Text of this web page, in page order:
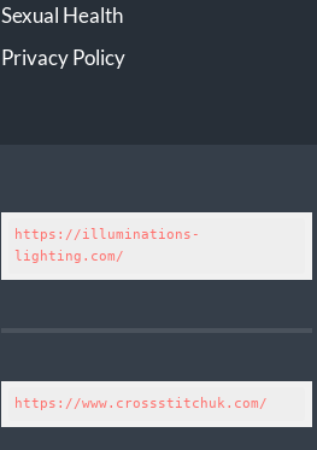
Sexual Health
Privacy Policy
https://illuminations-
lighting.com/
https://www.crossstitchuk.com/